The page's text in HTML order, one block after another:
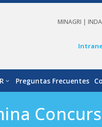
MINAGRI |
Preguntas Frecuentes